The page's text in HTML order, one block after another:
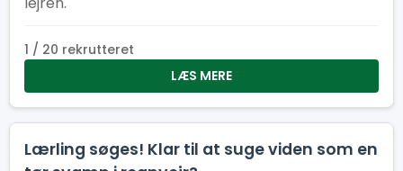
1 / 20 rekrutteret
LÆS MERE
Lærling søges! Klar til at suge viden som en